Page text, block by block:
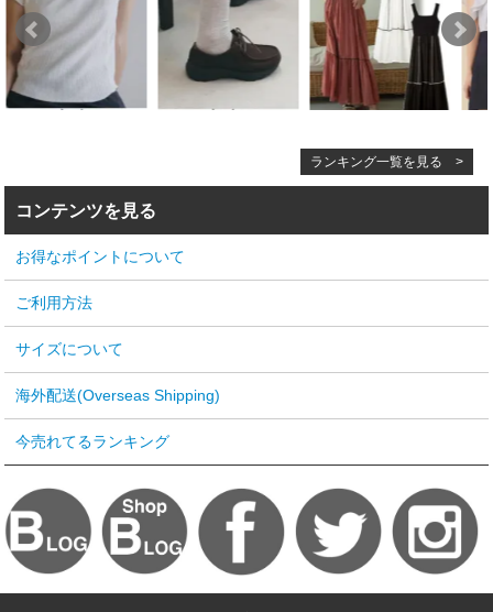
ランキング一覧を見る >
コンテンツを見る
お得なポイントについて
ご利用方法
サイズについて
海外配送(Overseas Shipping)
今売れてるランキング